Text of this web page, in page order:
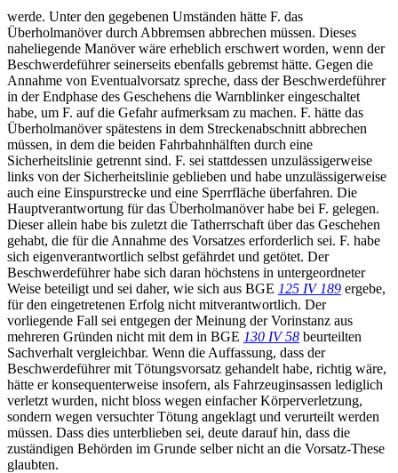
werde. Unter den gegebenen Umständen hätte F. das
Überholmanöver durch Abbremsen abbrechen müssen. Dieses
naheliegende Manöver wäre erheblich erschwert worden, wenn der
Beschwerdeführer seinerseits ebenfalls gebremst hätte. Gegen die
Annahme von Eventualvorsatz spreche, dass der Beschwerdeführer
in der Endphase des Geschehens die Warnblinker eingeschaltet
habe, um F. auf die Gefahr aufmerksam zu machen. F. hätte das
Überholmanöver spätestens in dem Streckenabschnitt abbrechen
müssen, in dem die beiden Fahrbahnhälften durch eine
Sicherheitslinie getrennt sind. F. sei stattdessen unzulässigerweise
links von der Sicherheitslinie geblieben und habe unzulässigerweise
auch eine Einspurstrecke und eine Sperrfläche überfahren. Die
Hauptverantwortung für das Überholmanöver habe bei F. gelegen.
Dieser allein habe bis zuletzt die Tatherrschaft über das Geschehen
gehabt, die für die Annahme des Vorsatzes erforderlich sei. F. habe
sich eigenverantwortlich selbst gefährdet und getötet. Der
Beschwerdeführer habe sich daran höchstens in untergeordneter
Weise beteiligt und sei daher, wie sich aus BGE 125 IV 189 ergebe,
für den eingetretenen Erfolg nicht mitverantwortlich. Der
vorliegende Fall sei entgegen der Meinung der Vorinstanz aus
mehreren Gründen nicht mit dem in BGE 130 IV 58 beurteilten
Sachverhalt vergleichbar. Wenn die Auffassung, dass der
Beschwerdeführer mit Tötungsvorsatz gehandelt habe, richtig wäre,
hätte er konsequenterweise insofern, als Fahrzeuginsassen lediglich
verletzt wurden, nicht bloss wegen einfacher Körperverletzung,
sondern wegen versuchter Tötung angeklagt und verurteilt werden
müssen. Dass dies unterblieben sei, deute darauf hin, dass die
zuständigen Behörden im Grunde selber nicht an die Vorsatz-These
glaubten.